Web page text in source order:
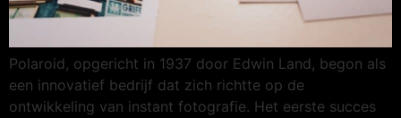
Polaroid, opgericht in 1937 door Edwin Land, begon als
een innovatief bedrijf dat zich richtte op de
ontwikkeling van instant fotografie. Het eerste succes